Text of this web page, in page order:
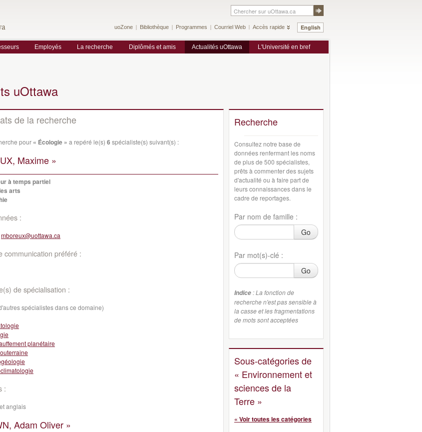
English
uoZone Bibliothèque Programmes Courriel Web Accès rapide
Employés La recherche Diplômés et amis Actualités uOttawa L'Université en bref
uOttawa
de la recherche
pour « Écologie » a repéré le(s) 6 spécialiste(s) suivant(s) :
Maxime »
à temps partiel
arts
:
mboreux@uottawa.ca
communication préféré :
de spécialisation :
spécialistes dans ce domaine)
planétaire
:
anglais
Adam Oliver »
Recherche
Consultez notre base de
données renfermant les noms
de plus de 500 spécialistes,
prêts à commenter des sujets
d'actualité ou à faire part de
leurs connaissances dans le
cadre de reportages.
Par nom de famille :
Go
Par mot(s)-clé :
Go
Indice : La fonction de
recherche n'est pas sensible à
la casse et les fragmentations
de mots sont acceptées
Sous-catégories de
« Environnement et
sciences de la
Terre »
« Voir toutes les catégories